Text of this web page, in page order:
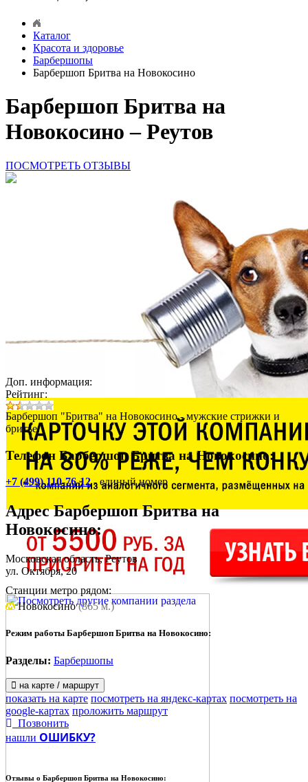
Каталог
Красота и здоровье
Барбершопы
Барбершоп Бритва на Новокосино
Барбершоп Бритва на
Новокосино – Реутов
ПОСМОТРЕТЬ ОТЗЫВЫ
Доп. информация:
Рейтинг:
Барбершоп "Бритва" на Новокосино - мужские стрижки и
бритье.
Телефон Барбершоп Бритва на Новокосино:
+7 (499) 110-76-12- единый номер
АдресБарбершоп Бритва на
Новокосино:
Московская область, Реутов
ул. Октября, 20
Станции метро рядом:
Новокосино(865 м.)
Режим работы Барбершоп Бритва на Новокосино:
Разделы: Барбершопы
на карте / маршрут
показать на карте посмотреть на яндекс-картах посмотреть на
google-картах проложить маршрут
Позвонить
нашли ОШИБКУ?
Отзывы о Барбершоп Бритва на Новокосино: